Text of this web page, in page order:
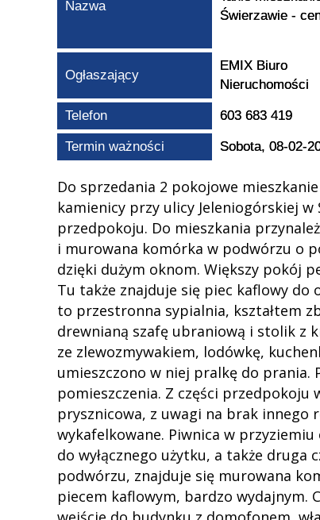
Nazwa
Świerzawie -
Ogłaszający
EMIX Biuro
Nieruchomości
Telefon 603 683 419
Termin ważności Sobota, 08-02-
Do sprzedania 2 pokojowe
kamienicy przy ulicy Jeleniogórskiej
przedpokoju. Do mieszkania
i murowana komórka w podwórzu o
dzięki dużym oknom. Większy pokój
Tu także znajduje się piec kaflowy do
to przestronna sypialnia, kształtem
drewnianą szafę ubraniową i stolik z
ze zlewozmywakiem, lodówkę,
umieszczono w niej pralkę do prania.
pomieszczenia. Z części
prysznicowa, z uwagi na brak innego
wykafelkowane. Piwnica w
do wyłącznego użytku, a także
podwórzu, znajduje się murowana
piecem kaflowym, bardzo wydajnym.